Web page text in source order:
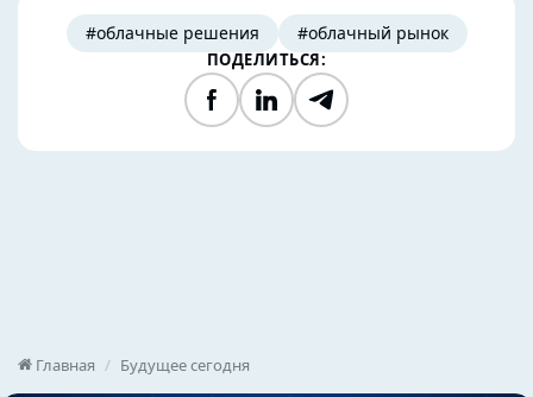
#облачные решения #облачный рынок
ПОДЕЛИТЬСЯ:
FacebookLinkedInTelegram